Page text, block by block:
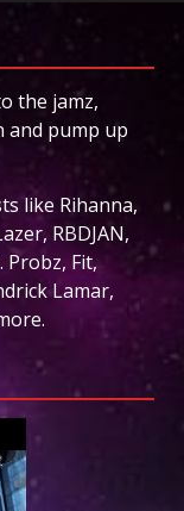
the jamz,
and pump up
like Rihanna,
RBDJAN,
Probz, Fit,
Lamar,